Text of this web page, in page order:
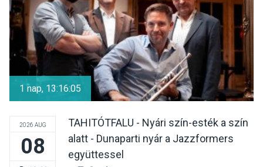
KULTÚRA
Különleges nyári élményt
kínálnak a szabadtéri
előadások a Skanzenben
KÖZÉLET
1 nap, 13:16:05
2026 AUG
08
TAHITÓTFALU - Nyári szín-esték a szín
alatt - Dunaparti nyár a Jazzformers
együttessel